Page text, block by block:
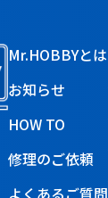
Mr.HOBBYとは
お知らせ
HOW TO
修理のご依頼
よくあるご質問